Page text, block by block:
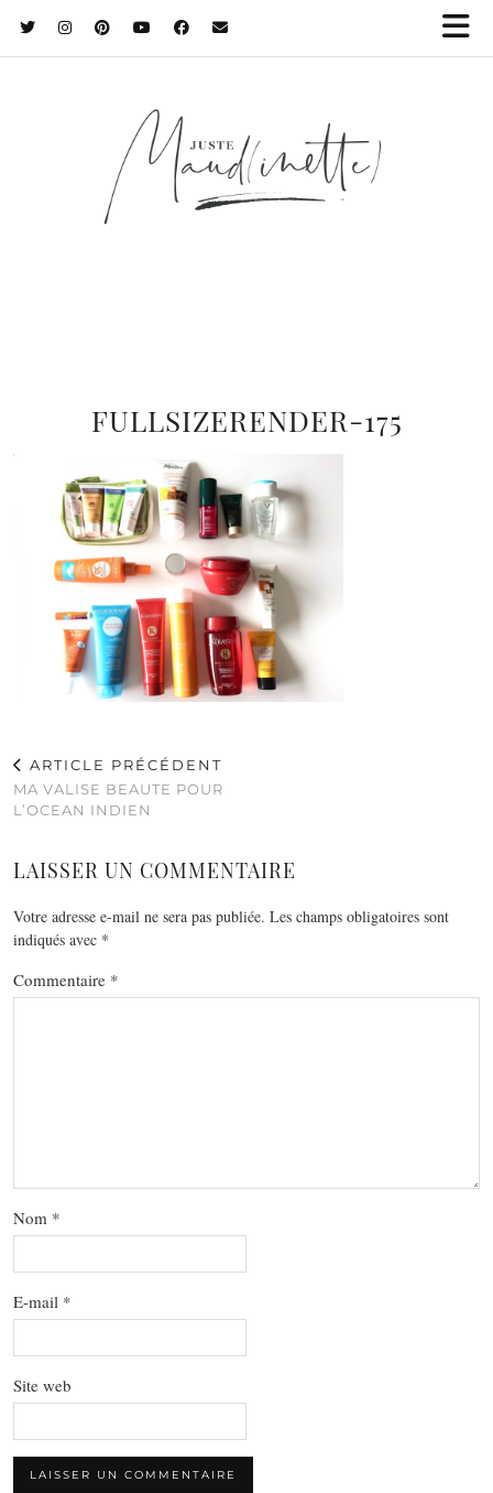
FULLSIZERENDER-175
ARTICLE PRÉCÉDENT
MA VALISE BEAUTE POUR
L’OCEAN INDIEN
LAISSER UN COMMENTAIRE
Votre adresse e-mail ne sera pas publiée. Les champs obligatoires sont
indiqués avec *
Commentaire *
Nom *
E-mail *
Site web